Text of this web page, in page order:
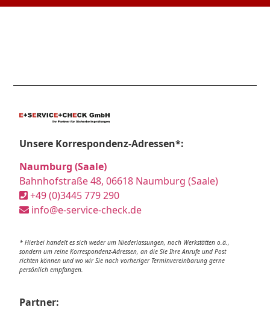
Unsere Korrespondenz-Adressen*:
Naumburg (Saale)
Bahnhofstraße 48, 06618 Naumburg (Saale)
+49 (0)3445 779 290
info@e-service-check.de
* Hierbei handelt es sich weder um Niederlassungen, noch Werkstätten o.ä.,
sondern um reine Korrespondenz-Adressen, an die Sie Ihre Anrufe und Post
richten können und wo wir Sie nach vorheriger Terminvereinbarung gerne
persönlich empfangen.
Partner: